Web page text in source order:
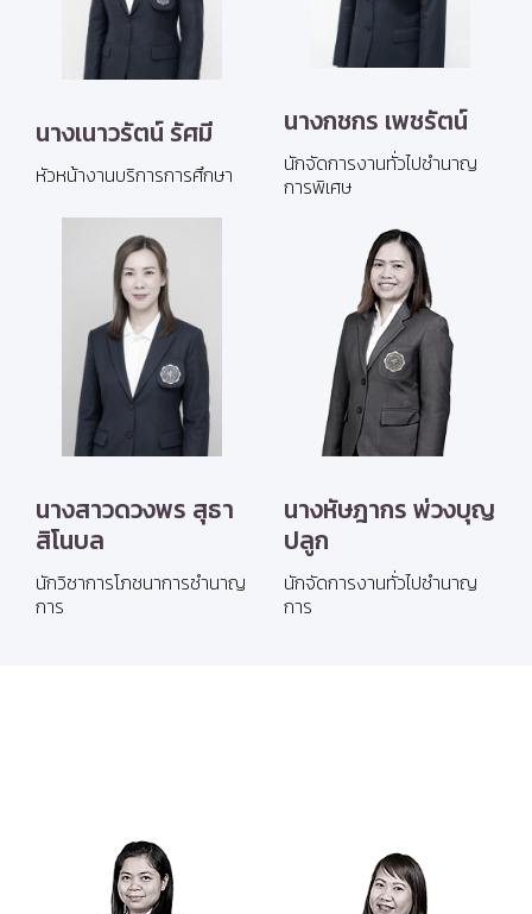
นางเนาวรัตน์ รัศมี
หัวหน้างานบริการการศึกษา
นางกชกร เพชรัตน์
นักจัดการงานทั่วไปชำนาญ
การพิเศษ
นางสาวดวงพร สุธา
สิโนบล
นักวิชาการโภชนาการชำนาญ
การ
นางหัษฎากร พ่วงบุญ
ปลูก
นักจัดการงานทั่วไปชำนาญ
การ